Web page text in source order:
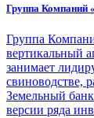
Группа
Группа
вертикальный
занимает
свиноводстве,
Земельный
версии ряда